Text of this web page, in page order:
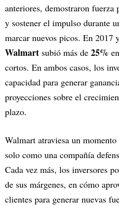
anteriores, demostraron fuerza
y sostener el impulso durante
marcar nuevos picos. En 2017
Walmart subió más de 25%
cortos. En ambos casos, los
capacidad para generar
proyecciones sobre el
plazo.
Walmart atraviesa un
solo como una compañía
Cada vez más, los inversores
de sus márgenes, en cómo
clientes para generar nuevas